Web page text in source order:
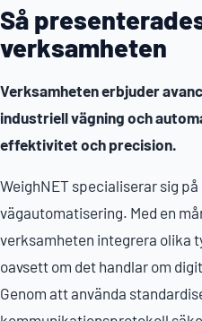
Så
verksamheten
Verksamheten erbjuder
industriell vägning och
effektivitet och precision.
WeighNET specialiserar sig
vägautomatisering. Med en
verksamheten integrera olika
oavsett om det handlar om
Genom att använda